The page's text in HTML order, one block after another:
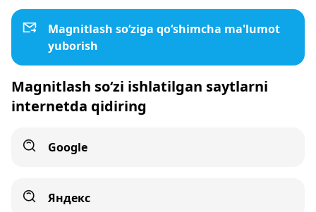
Magnitlash so‘ziga qo‘shimcha ma'lumot
yuborish
Magnitlash so‘zi ishlatilgan saytlarni
internetda qidiring
Google
Яндекс